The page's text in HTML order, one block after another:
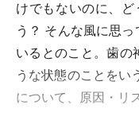
けでもないのに、
う？ そんな風に思
いるとのこと。歯の
うな状態のことをい
について、原因・リ